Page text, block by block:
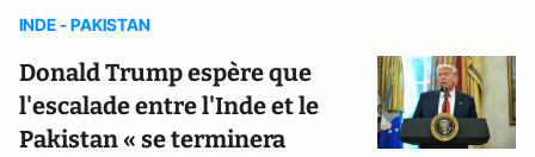
INDE - PAKISTAN
Donald Trump espère que
l'escalade entre l'Inde et le
Pakistan « se terminera